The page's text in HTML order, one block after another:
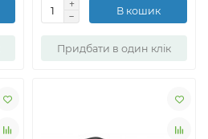
В кошик
Придбати в один клік